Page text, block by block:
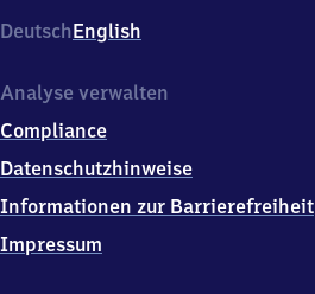
1,
7
1
6
Donaueschingen
DeutschEnglish
Analyse verwalten
Compliance
Datenschutzhinweise
Informationen zur Barrierefreiheit
Impressum